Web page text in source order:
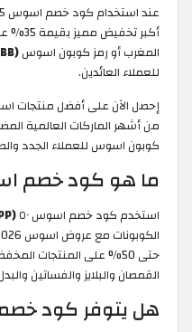
عند استخدام كود خصم اسوس 35
المغرب أو رمز كوبون اسوس(AABB)
للعملاء العائدين.
إحصل الآن على أفضل منتجات
من أشهر الماركات العالمية
كوبون اسوس للعملاء الجدد
ما هو كود خصم اسوس
استخدم كود خصم اسوس ٥٠ (NEWAPP)
القمصان والبلايز والفساتين
هل يتوفر كود